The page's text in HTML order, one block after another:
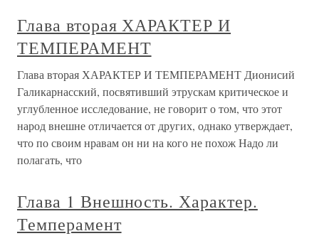
Глава вторая ХАРАКТЕР И
ТЕМПЕРАМЕНТ
Глава вторая ХАРАКТЕР И ТЕМПЕРАМЕНТ Дионисий
Галикарнасский, посвятивший этрускам критическое и
углубленное исследование, не говорит о том, что этот
народ внешне отличается от других, однако утверждает,
что по своим нравам он ни на кого не похож Надо ли
полагать, что
Глава 1 Внешность. Характер.
Темперамент